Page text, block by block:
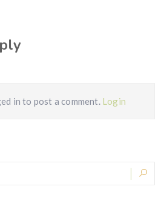
in to post a comment. Login